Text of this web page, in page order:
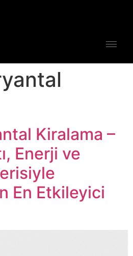
Kiralama –
Enerji ve
En Etkileyici